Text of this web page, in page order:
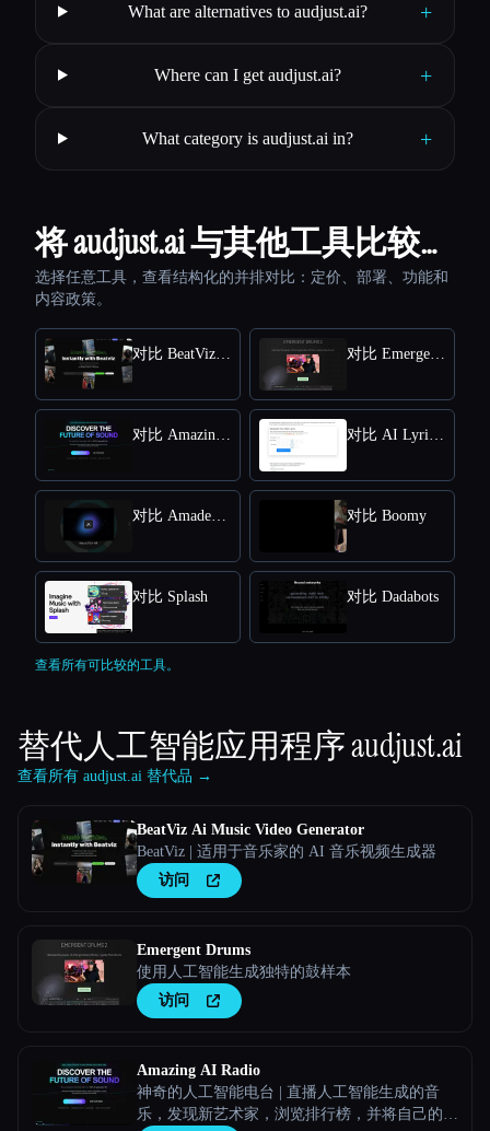
What are alternatives to audjust.ai? +
Where can I get audjust.ai? +
What category is audjust.ai in? +
将 audjust.ai 与其他工具比较…
选择任意工具，查看结构化的并排对比：定价、部署、功能和
内容政策。
对比 Boomy
对比 Splash 对比 Dadabots
查看所有可比较的工具。
替代人工智能应用程序audjust.ai
查看所有 audjust.ai 替代品 →
BeatViz Ai Music Video Generator
BeatViz | 适用于音乐家的 AI 音乐视频生成器
访问
Emergent Drums
使用人工智能生成独特的鼓样本
访问
Amazing AI Radio
神奇的人工智能电台 | 直播人工智能生成的音
乐，发现新艺术家，浏览排行榜，并将自己的曲